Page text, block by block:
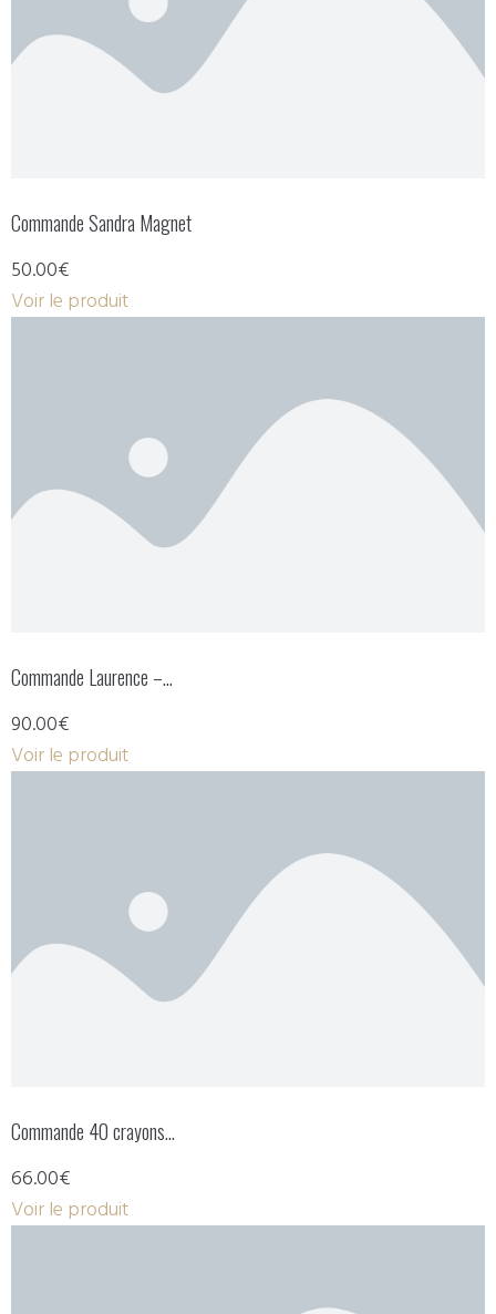
Commande Sandra Magnet
50.00€
Voir le produit
Commande Laurence –…
90.00€
Voir le produit
Commande 40 crayons…
66.00€
Voir le produit